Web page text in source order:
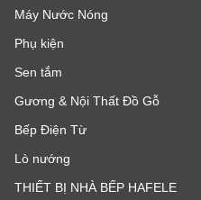
Máy Nước Nóng
Phụ kiện
Sen tắm
Gương & Nội Thất Đồ Gỗ
Bếp Điện Từ
Lò nướng
THIẾT BỊ NHÀ BẾP HAFELE